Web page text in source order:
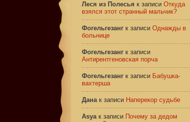
Леся из Полесья к записи Откуда
взялся этот странный мальчик?
Фогельгезанг к записи Однажды в
больнице
Фогельгезанг к записи
Антирентгеновская порча
Фогельгезанг к записи Бабушка-
вахтерша
Данак записи Наперекор судьбе
Asyaк записи Почему за дедом